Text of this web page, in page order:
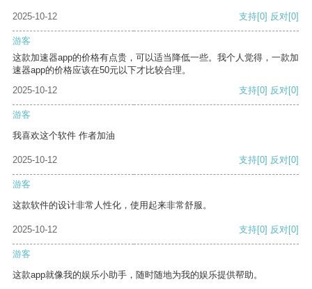
2025-10-12 支持[0] 反对[0]
游客
这款加速器app的价格有点贵，可以适当降低一些。我个人觉得，一款加
速器app的价格应该在50元以下才比较合理。
2025-10-12
支持[0] 反对[0]
游客
我喜欢这个软件 作者加油
2025-10-12 支持[0] 反对[0]
游客
这款软件的设计非常人性化，使用起来非常舒服。
2025-10-12 支持[0] 反对[0]
游客
这款app就像我的娱乐小助手，随时随地为我的娱乐提供帮助。